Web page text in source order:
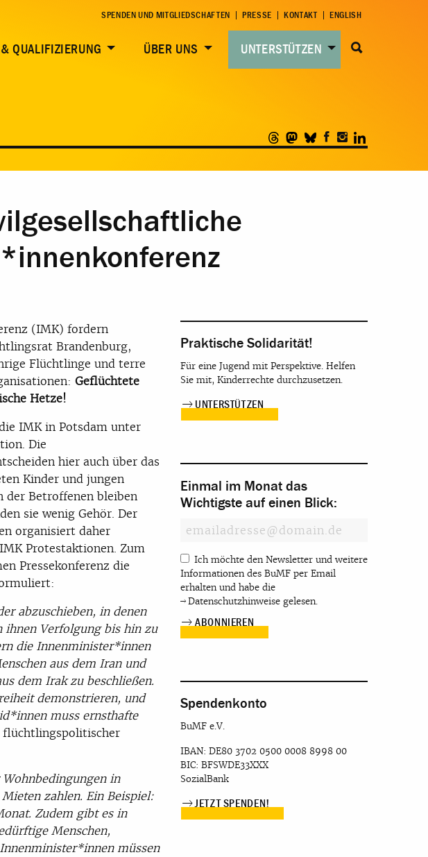
SPENDEN UND MITGLIEDSCHAFTEN PRESSE KONTAKT ENGLISH
QUALIFIZIERUNG ÜBER UNS UNTERSTÜTZEN
(IMK) fordern
Brandenburg,
Flüchtlinge und terre
Geflüchtete
Hetze!
IMK in Potsdam unter
Die
hier auch über das
Kinder und jungen
der Betroffenen bleiben
sie wenig Gehör. Der
organisiert daher
Protestaktionen. Zum
Pressekonferenz die
abzuschieben, in denen
ihnen Verfolgung bis hin zu
die Innenminister*innen
aus dem Iran und
dem Irak zu beschließen.
demonstrieren, und
muss ernsthafte
flüchtlingspolitischer
in
zahlen. Ein Beispiel:
Zudem gibt es in
Menschen,
müssen
Praktische Solidarität!
Für eine Jugend mit Perspektive. Helfen
Sie mit, Kinderrechte durchzusetzen.
UNTERSTÜTZEN
Einmal im Monat das
Wichtigste auf einen Blick:
Ich möchte den Newsletter und weitere
Informationen des BuMF per Email
erhalten und habe die
Datenschutzhinweise gelesen.
Spendenkonto
BuMF e.V.
IBAN: DE80 3702 0500 0008 8998 00
BIC: BFSWDE33XXX
SozialBank
JETZT SPENDEN!